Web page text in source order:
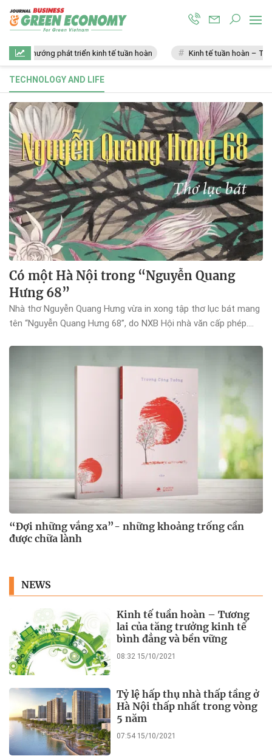
Xu hướng phát triển kinh tế tuần hoàn Kinh tế tuần hoàn –
TECHNOLOGY AND LIFE
Có một Hà Nội trong “Nguyễn Quang
Hưng 68”
Nhà thơ Nguyễn Quang Hưng vừa in xong tập thơ lục bát mang
tên “Nguyễn Quang Hưng 68”, do NXB Hội nhà văn cấp phép.
“Đợi những vắng xa”- những khoảng trống cần
được chữa lành
NEWS
Kinh tế tuần hoàn – Tương
lai của tăng trưởng kinh tế
bình đẳng và bền vững
08:32 15/10/2021
Tỷ lệ hấp thụ nhà thấp tầng ở
Hà Nội thấp nhất trong vòng
5 năm
07:54 15/10/2021